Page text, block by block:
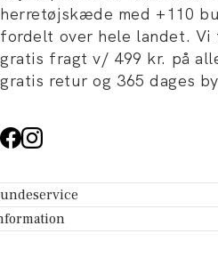
herretøjskæde med +110
fordelt over hele landet.
gratis fragt v/ 499 kr. på
gratis retur og 365 dages
- Hjælpecenter
Tøjeksperten